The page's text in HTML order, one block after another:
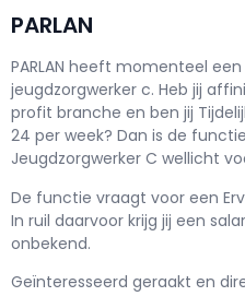
PARLAN
PARLAN heeft momenteel een
jeugdzorgwerker c. Heb jij
profit branche en ben jij
24 per week? Dan is de
Jeugdzorgwerker C wellicht
De functie vraagt voor een
In ruil daarvoor krijg jij een
onbekend.
Geïnteresseerd geraakt en d